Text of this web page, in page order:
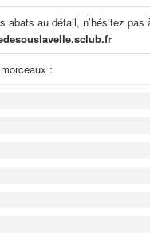
abats au détail, n’hésitez pas
: